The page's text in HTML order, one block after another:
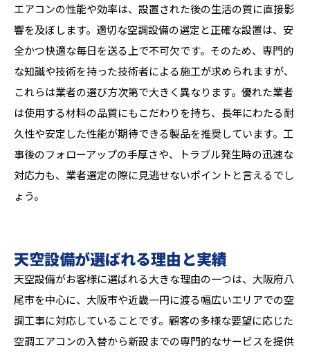
エアコンの性能や効率は、設置された後の生活の質に直接影
響を及ぼします。適切な空調設備の選定と正確な設置は、安
全かつ快適な毎日を送る上で不可欠です。そのため、専門的
な知識や技術を持った技術者による施工が求められますが、
これらは業者の選び方次第で大きく異なります。優れた業者
は使用する材料の品質にもこだわりを持ち、長年にわたる耐
久性や安定した性能が期待できる製品を推奨しています。工
事後のフォローアップの手厚さや、トラブル発生時の迅速な
対応力も、業者選定の際に見逃せないポイントと言えるでし
ょう。
天空設備が選ばれる理由と実績
天空設備がお客様に選ばれる大きな理由の一つは、大阪府八
尾市を中心に、大阪市や近畿一円に渡る幅広いエリアでの空
調工事に対応していることです。顧客の多様な要望に応じた
空調エアコンの入替から新設までの専門的なサービスを提供